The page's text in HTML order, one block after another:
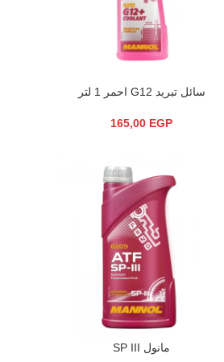
قراءة المزيد
سائل تبريد G12 احمر 1 لتر
165,00 EGP
إضافة إلى السلة
مانول SP III